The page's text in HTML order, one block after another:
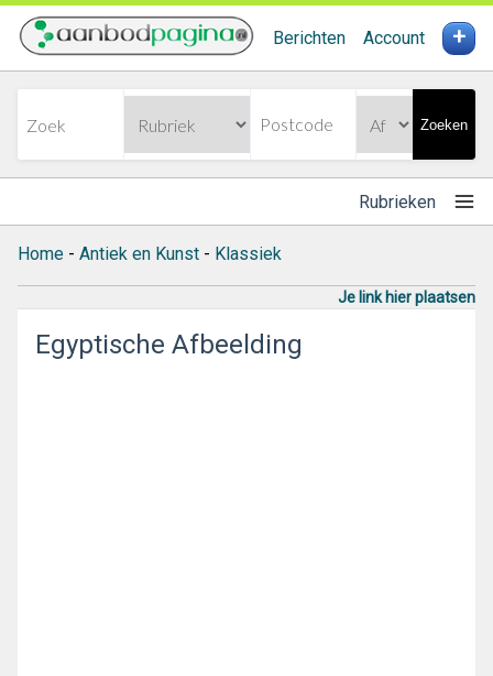
Berichten Account +
Zoeken
Rubrieken
Home - Antiek en Kunst - Klassiek
Je link hier plaatsen
Egyptische Afbeelding